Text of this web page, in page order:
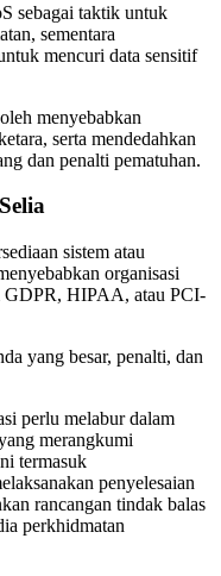
sebagai taktik untuk
sementara
mencuri data sensitif
menyebabkan
serta mendedahkan
dan penalti pematuhan.
sistem atau
organisasi
GDPR, HIPAA, atau PCI-
yang besar, penalti, dan
perlu melabur dalam
merangkumi
termasuk
penyelesaian
rancangan tindak balas
perkhidmatan